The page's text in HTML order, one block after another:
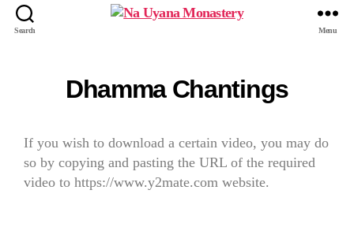
Search Menu
Dhamma Chantings
If you wish to download a certain video, you may do
so by copying and pasting the URL of the required
video to https://www.y2mate.com website.